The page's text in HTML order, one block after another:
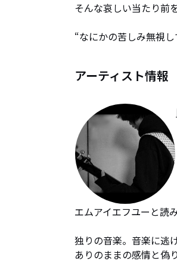
そんな哀しい当たり前
“なにかの苦しみ無視
アーティスト情報
エムアイエフユーと読み
独りの音楽。音楽に逃
ありのままの感情と偽